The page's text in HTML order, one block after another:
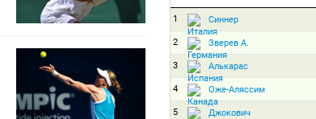
1 Синнер
2 Зверев А.
3 Алькарас
4 Оже-Аляссим
5 Джокович